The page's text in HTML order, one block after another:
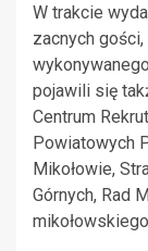
W trakcie
zacnych
pojawili się
Centrum
Powiatowych
Mikołowie,
Górnych, Rad